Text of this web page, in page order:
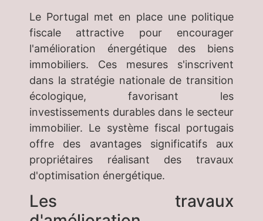
Le Portugal met en place une politique
fiscale attractive pour encourager
l'amélioration énergétique des biens
immobiliers. Ces mesures s'inscrivent
dans la stratégie nationale de transition
écologique, favorisant les
investissements durables dans le secteur
immobilier. Le système fiscal portugais
offre des avantages significatifs aux
propriétaires réalisant des travaux
d'optimisation énergétique.
Les travaux